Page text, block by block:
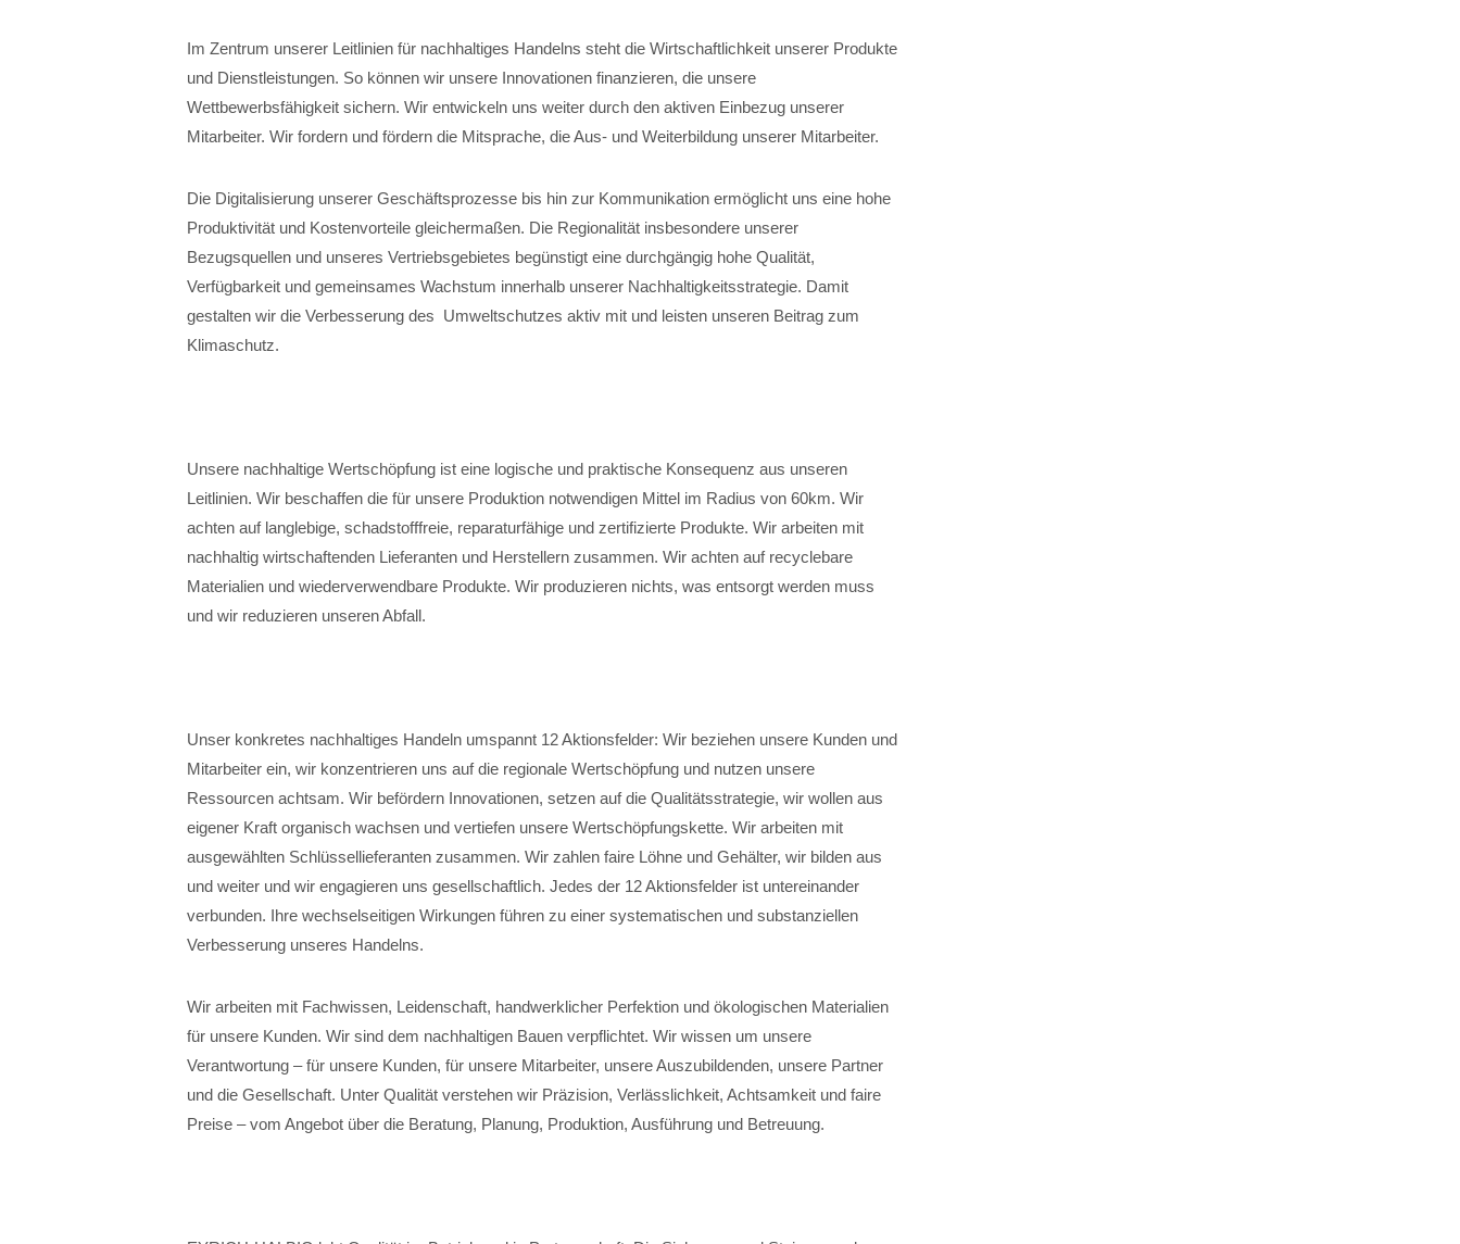
Im Zentrum unserer Leitlinien für nachhaltiges Handelns steht die Wirtschaftlichkeit unserer Produkte
und Dienstleistungen. So können wir unsere Innovationen finanzieren, die unsere
Wettbewerbsfähigkeit sichern. Wir entwickeln uns weiter durch den aktiven Einbezug unserer
Mitarbeiter. Wir fordern und fördern die Mitsprache, die Aus- und Weiterbildung unserer Mitarbeiter.
Die Digitalisierung unserer Geschäftsprozesse bis hin zur Kommunikation ermöglicht uns eine hohe
Produktivität und Kostenvorteile gleichermaßen. Die Regionalität insbesondere unserer
Bezugsquellen und unseres Vertriebsgebietes begünstigt eine durchgängig hohe Qualität,
Verfügbarkeit und gemeinsames Wachstum innerhalb unserer Nachhaltigkeitsstrategie. Damit
gestalten wir die Verbesserung des Umweltschutzes aktiv mit und leisten unseren Beitrag zum
Klimaschutz.
Unsere nachhaltige Wertschöpfung ist eine logische und praktische Konsequenz aus unseren
Leitlinien. Wir beschaffen die für unsere Produktion notwendigen Mittel im Radius von 60km. Wir
achten auf langlebige, schadstofffreie, reparaturfähige und zertifizierte Produkte. Wir arbeiten mit
nachhaltig wirtschaftenden Lieferanten und Herstellern zusammen. Wir achten auf recyclebare
Materialien und wiederverwendbare Produkte. Wir produzieren nichts, was entsorgt werden muss
und wir reduzieren unseren Abfall.
Unser konkretes nachhaltiges Handeln umspannt 12 Aktionsfelder: Wir beziehen unsere Kunden und
Mitarbeiter ein, wir konzentrieren uns auf die regionale Wertschöpfung und nutzen unsere
Ressourcen achtsam. Wir befördern Innovationen, setzen auf die Qualitätsstrategie, wir wollen aus
eigener Kraft organisch wachsen und vertiefen unsere Wertschöpfungskette. Wir arbeiten mit
ausgewählten Schlüssellieferanten zusammen. Wir zahlen faire Löhne und Gehälter, wir bilden aus
und weiter und wir engagieren uns gesellschaftlich. Jedes der 12 Aktionsfelder ist untereinander
verbunden. Ihre wechselseitigen Wirkungen führen zu einer systematischen und substanziellen
Verbesserung unseres Handelns.
Wir arbeiten mit Fachwissen, Leidenschaft, handwerklicher Perfektion und ökologischen Materialien
für unsere Kunden. Wir sind dem nachhaltigen Bauen verpflichtet. Wir wissen um unsere
Verantwortung – für unsere Kunden, für unsere Mitarbeiter, unsere Auszubildenden, unsere Partner
und die Gesellschaft. Unter Qualität verstehen wir Präzision, Verlässlichkeit, Achtsamkeit und faire
Preise – vom Angebot über die Beratung, Planung, Produktion, Ausführung und Betreuung.